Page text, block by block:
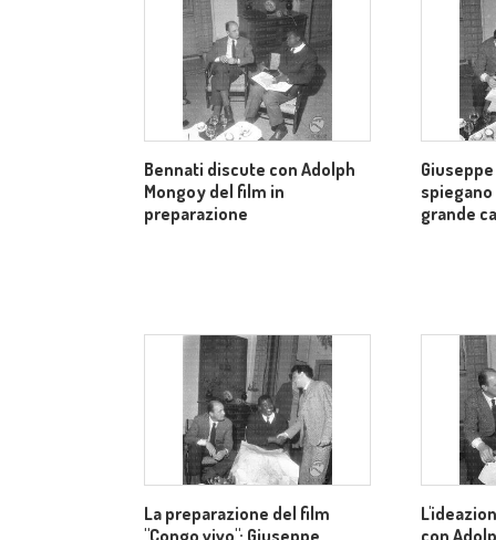
Bennati discute con Adolph
Mongoy del film in
preparazione
grande
La preparazione del film
"Congo vivo": Giuseppe
con